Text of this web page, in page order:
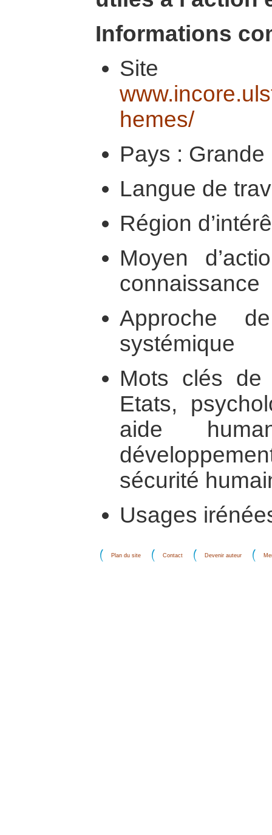
Informations
hemes/
Pays :
Langue de
Région
Moyen
connaissance
Approche
systémique
Mots clés de
Etats,
aide
sécurité
Usages
Plan du site Contact Devenir auteur